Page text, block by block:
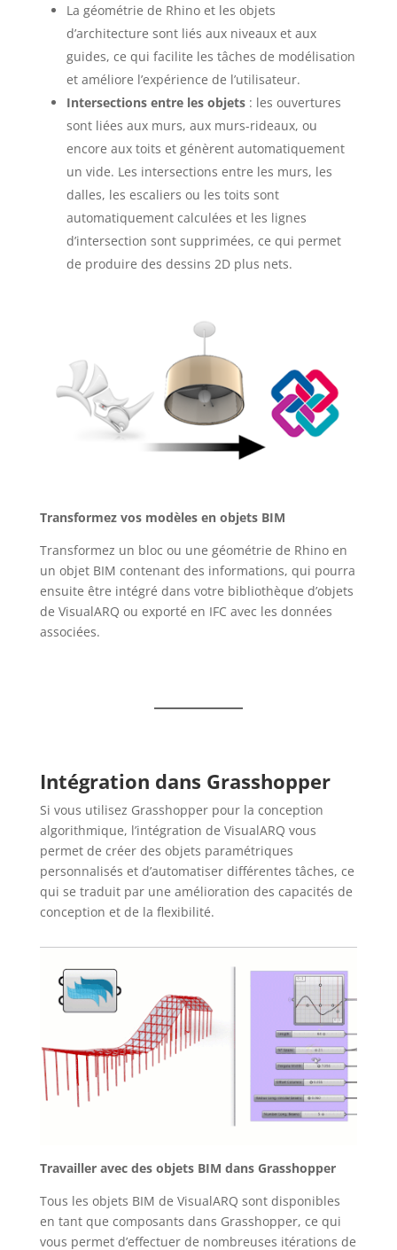
La géométrie de Rhino et les objets
d’architecture sont liés aux niveaux et aux
guides, ce qui facilite les tâches de modélisation
et améliore l’expérience de l’utilisateur.
Intersections entre les objets : les ouvertures
sont liées aux murs, aux murs-rideaux, ou
encore aux toits et génèrent automatiquement
un vide. Les intersections entre les murs, les
dalles, les escaliers ou les toits sont
automatiquement calculées et les lignes
d’intersection sont supprimées, ce qui permet
de produire des dessins 2D plus nets.
Transformez vos modèles en objets BIM
Transformez un bloc ou une géométrie de Rhino en
un objet BIM contenant des informations, qui pourra
ensuite être intégré dans votre bibliothèque d’objets
de VisualARQ ou exporté en IFC avec les données
associées.
Intégration dans Grasshopper
Si vous utilisez Grasshopper pour la conception
algorithmique, l’intégration de VisualARQ vous
permet de créer des objets paramétriques
personnalisés et d’automatiser différentes tâches, ce
qui se traduit par une amélioration des capacités de
conception et de la flexibilité.
Travailler avec des objets BIM dans Grasshopper
Tous les objets BIM de VisualARQ sont disponibles
en tant que composants dans Grasshopper, ce qui
vous permet d’effectuer de nombreuses itérations de